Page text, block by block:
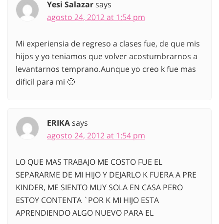
Yesi Salazarsays
agosto 24, 2012 at 1:54 pm
Mi experiensia de regreso a clases fue, de que mis
hijos y yo teniamos que volver acostumbrarnos a
levantarnos temprano.Aunque yo creo k fue mas
dificil para mi 🙁
ERIKAsays
agosto 24, 2012 at 1:54 pm
LO QUE MAS TRABAJO ME COSTO FUE EL
SEPARARME DE MI HIJO Y DEJARLO K FUERA A PRE
KINDER, ME SIENTO MUY SOLA EN CASA PERO
ESTOY CONTENTA `POR K MI HIJO ESTA
APRENDIENDO ALGO NUEVO PARA EL